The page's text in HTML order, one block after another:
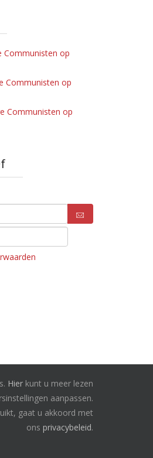
Communisten op
Communisten op
Communisten op
Hier kunt u meer lezen
aanpassen.
gaat u akkoord met
ons privacybeleid.